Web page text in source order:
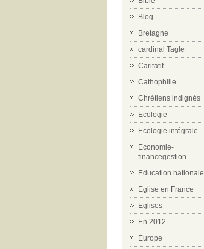
Blog
Bretagne
cardinal Tagle
Caritatif
Cathophilie
Chrétiens indignés
Ecologie
Ecologie intégrale
Economie-
financegestion
Education nationale
Eglise en France
Eglises
En 2012
Europe